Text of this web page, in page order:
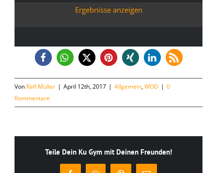
Ergebnisse anzeigen
Von Ralf Müller | April 12th, 2017 | Allgemein,WOD | 0
Kommentare
Teile Dein Ku Gym mit Deinen Freunden!